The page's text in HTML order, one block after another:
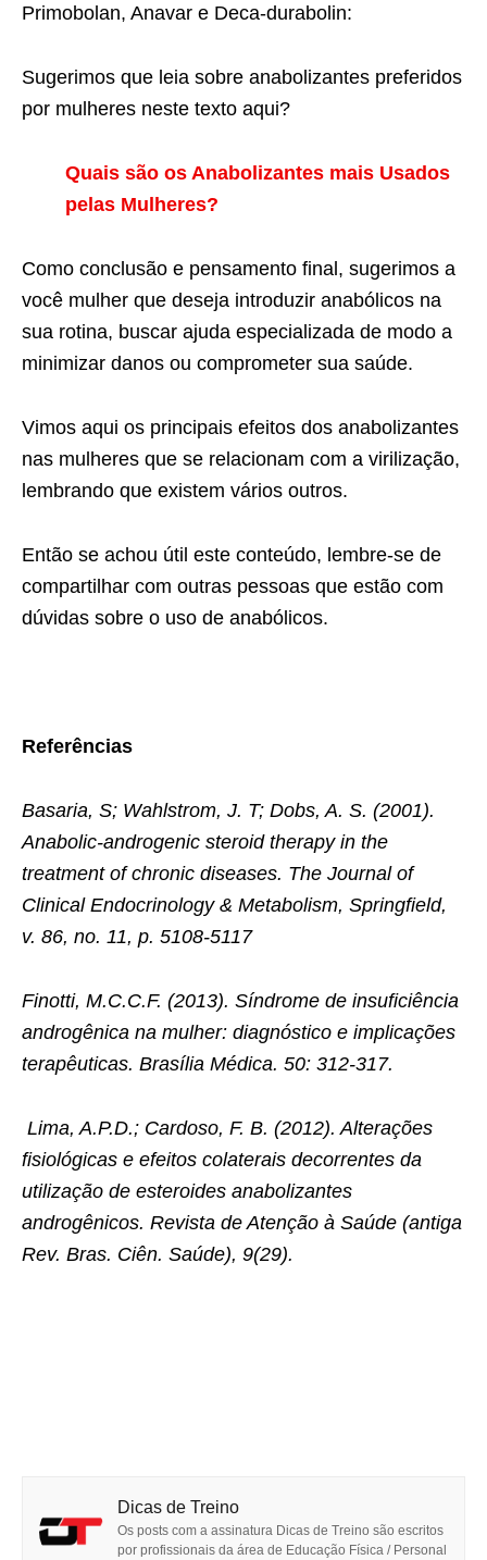
Primobolan, Anavar e Deca-durabolin:
Sugerimos que leia sobre anabolizantes preferidos
por mulheres neste texto aqui?
Quais são os Anabolizantes mais Usados
pelas Mulheres?
Como conclusão e pensamento final, sugerimos a
você mulher que deseja introduzir anabólicos na
sua rotina, buscar ajuda especializada de modo a
minimizar danos ou comprometer sua saúde.
Vimos aqui os principais efeitos dos anabolizantes
nas mulheres que se relacionam com a virilização,
lembrando que existem vários outros.
Então se achou útil este conteúdo, lembre-se de
compartilhar com outras pessoas que estão com
dúvidas sobre o uso de anabólicos.
Referências
Basaria, S; Wahlstrom, J. T; Dobs, A. S. (2001).
Anabolic-androgenic steroid therapy in the
treatment of chronic diseases. The Journal of
Clinical Endocrinology & Metabolism, Springfield,
v. 86, no. 11, p. 5108-5117
Finotti, M.C.C.F. (2013). Síndrome de insuficiência
androgênica na mulher: diagnóstico e implicações
terapêuticas. Brasília Médica. 50: 312-317.
Lima, A.P.D.; Cardoso, F. B. (2012). Alterações
fisiológicas e efeitos colaterais decorrentes da
utilização de esteroides anabolizantes
androgênicos. Revista de Atenção à Saúde (antiga
Rev. Bras. Ciên. Saúde), 9(29).
Dicas de Treino
Os posts com a assinatura Dicas de Treino são escritos
por profissionais da área de Educação Física / Personal